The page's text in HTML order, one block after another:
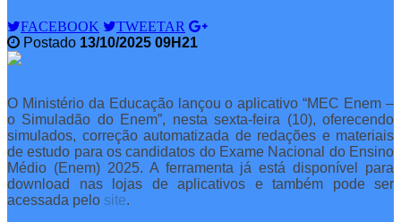
FACEBOOK
TWEETAR
Postado 13/10/2025 09H21
O Ministério da Educação lançou o aplicativo “MEC Enem –
o Simuladão do Enem”, nesta sexta-feira (10), oferecendo
simulados, correção automatizada de redações e materiais
de estudo para os candidatos do Exame Nacional do Ensino
Médio (Enem) 2025. A ferramenta já está disponível para
download nas lojas de aplicativos e também pode ser
acessada pelo site.